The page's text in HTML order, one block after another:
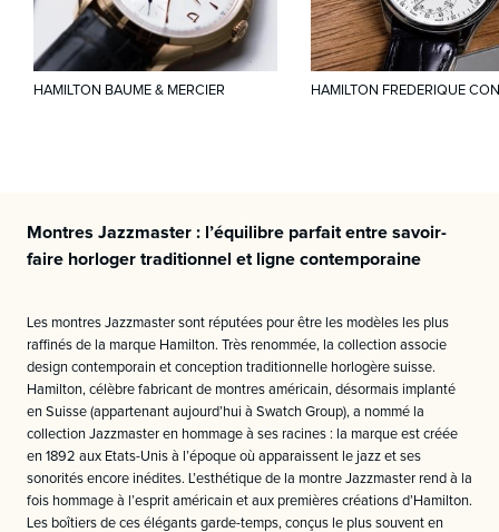
HAMILTON BAUME & MERCIER HAMILTON FREDERIQUE
Montres Jazzmaster : l’équilibre parfait entre savoir-
faire horloger traditionnel et ligne contemporaine
Les montres Jazzmaster sont réputées pour être les modèles les plus
raffinés de la marque Hamilton. Très renommée, la collection associe
design contemporain et conception traditionnelle horlogère suisse.
Hamilton, célèbre fabricant de montres américain, désormais implanté
en Suisse (appartenant aujourd’hui à Swatch Group), a nommé la
collection Jazzmaster en hommage à ses racines : la marque est créée
en 1892 aux Etats-Unis à l’époque où apparaissent le jazz et ses
sonorités encore inédites. L’esthétique de la montre Jazzmaster rend à la
fois hommage à l’esprit américain et aux premières créations d’Hamilton.
Les boîtiers de ces élégants garde-temps, conçus le plus souvent en